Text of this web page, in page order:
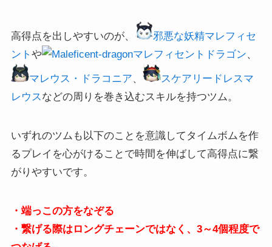
高得点を出しやすいのが、
邪悪な妖精マレフィセ
ント や マレフィセントドラゴン、
マレウス・ドラコニア、
スケアリードレスマ
レウス などの周りを巻き込むスキルを持つツム。
いずれのツムも以下のことを意識してタイムボムを作
るプレイを心がけることで時間を伸ばして高得点に繋
がりやすいです。
・端っこの方をなぞる
・繋げる際はロングチェーンではなく、3～4個程度で